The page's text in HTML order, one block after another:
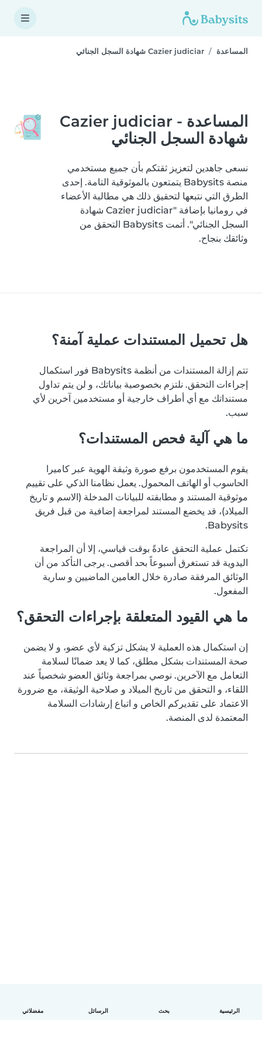
الرئيسية بحث الرسائل مفضلاتي
المساعدة Cazier judiciar شهادة السجل الجنائي
المساعدة - Cazier judiciar
شهادة السجل الجنائي
نسعى جاهدين لتعزيز ثقتكم بأن جميع مستخدمي
منصة Babysits يتمتعون بالموثوقية التامة. إحدى
الطرق التي نتبعها لتحقيق ذلك هي مطالبة الأعضاء
في رومانيا بإضافة "Cazier judiciar شهادة
السجل الجنائي". أتمت Babysits التحقق من
وثائقك بنجاح.
هل تحميل المستندات عملية آمنة؟
تتم إزالة المستندات من أنظمة Babysits فور استكمال
إجراءات التحقق. نلتزم بخصوصية بياناتك، و لن يتم تداول
مستنداتك مع أي أطراف خارجية أو مستخدمين آخرين لأي
سبب.
ما هي آلية فحص المستندات؟
يقوم المستخدمون برفع صورة وثيقة الهوية عبر كاميرا
الحاسوب أو الهاتف المحمول. يعمل نظامنا الذكي على تقييم
موثوقية المستند و مطابقته للبيانات المدخلة (الاسم و تاريخ
الميلاد)، قد يخضع المستند لمراجعة إضافية من قبل فريق
Babysits.
تكتمل عملية التحقق عادةً بوقت قياسي، إلا أن المراجعة
اليدوية قد تستغرق أسبوعاً بحد أقصى. يرجى التأكد من أن
الوثائق المرفقة صادرة خلال العامين الماضيين و سارية
المفعول.
ما هي القيود المتعلقة بإجراءات التحقق؟
إن استكمال هذه العملية لا يشكل تزكية لأي عضو، و لا يضمن
صحة المستندات بشكل مطلق، كما لا يعد ضمانًا لسلامة
التعامل مع الآخرين. نوصي بمراجعة وثائق العضو شخصياً عند
اللقاء، و التحقق من تاريخ الميلاد و صلاحية الوثيقة، مع ضرورة
الاعتماد على تقديركم الخاص و اتباع إرشادات السلامة
المعتمدة لدى المنصة.